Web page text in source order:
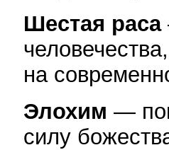
Шестая раса
на
Элохим —
силу